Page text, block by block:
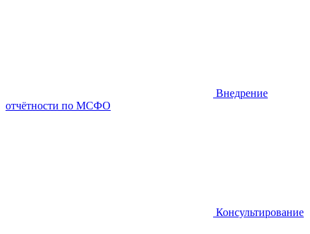
Внедрение
отчётности по МСФО
Консультирование